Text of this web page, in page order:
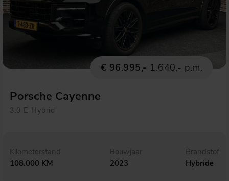
€ 96.995,- 1.640,- p.m.
Porsche Cayenne
3.0 E-Hybrid
Kilometerstand
108.000 KM
Bouwjaar
2023
Brandstof
Hybride